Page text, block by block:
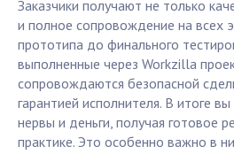
Заказчики получают не только
и полное сопровождение на всех
прототипа до финального
выполненные через Workzilla
сопровождаются безопасной
гарантией исполнителя. В итоге
нервы и деньги, получая готовое
практике. Это особенно важно в